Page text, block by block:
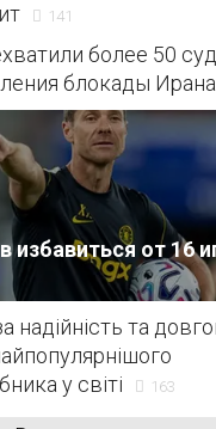
141
более 50
блокады Ирана
избавиться от 16
надійність та
у світі
163